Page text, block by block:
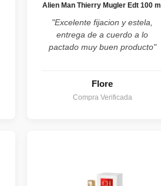
Alien Man Thierry Mugler Edt 100 ml
"Excelente fijacion y estela,
entrega de a cuerdo a lo
pactado muy buen producto"
Flore
Compra Verificada